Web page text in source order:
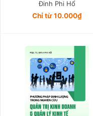
Đinh Phi Hổ
Chỉ từ 10.000₫